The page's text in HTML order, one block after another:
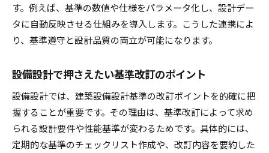
す。例えば、基準の数値や仕様をパラメータ化し、設計デー
タに自動反映させる仕組みを導入します。こうした連携によ
り、基準遵守と設計品質の両立が可能になります。
設備設計で押さえたい基準改訂のポイント
設備設計では、建築設備設計基準の改訂ポイントを的確に把
握することが重要です。その理由は、基準改訂によって求め
られる設計要件や性能基準が変わるためです。具体的には、
定期的な基準のチェックリスト作成や、改訂内容を要約した